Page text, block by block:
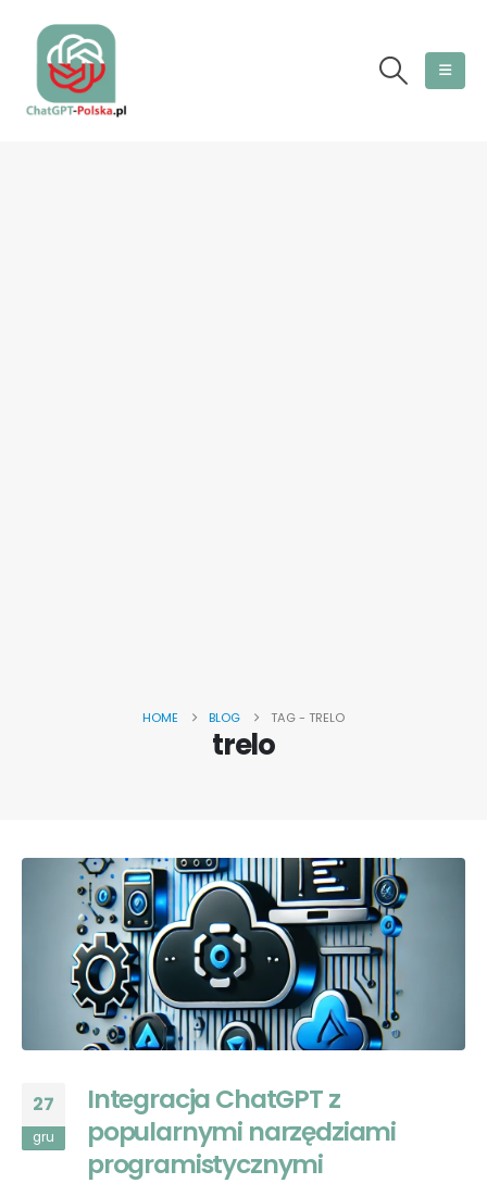
HOME BLOG TAG - TRELO
trelo
27
gru
Integracja ChatGPT z
popularnymi narzędziami
programistycznymi